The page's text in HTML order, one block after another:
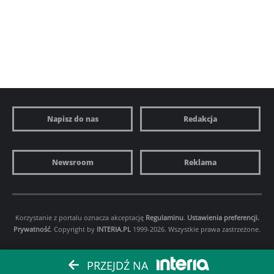
Napisz do nas Redakcja
Newsroom Reklama
Korzystanie z portalu oznacza akceptację Regulaminu. Ustawienia preferencji.
Prywatność. Copyright by INTERIA.PL 1999-2026. Wszystkie prawa zastrzeżone.
PRZEJDŹ NA